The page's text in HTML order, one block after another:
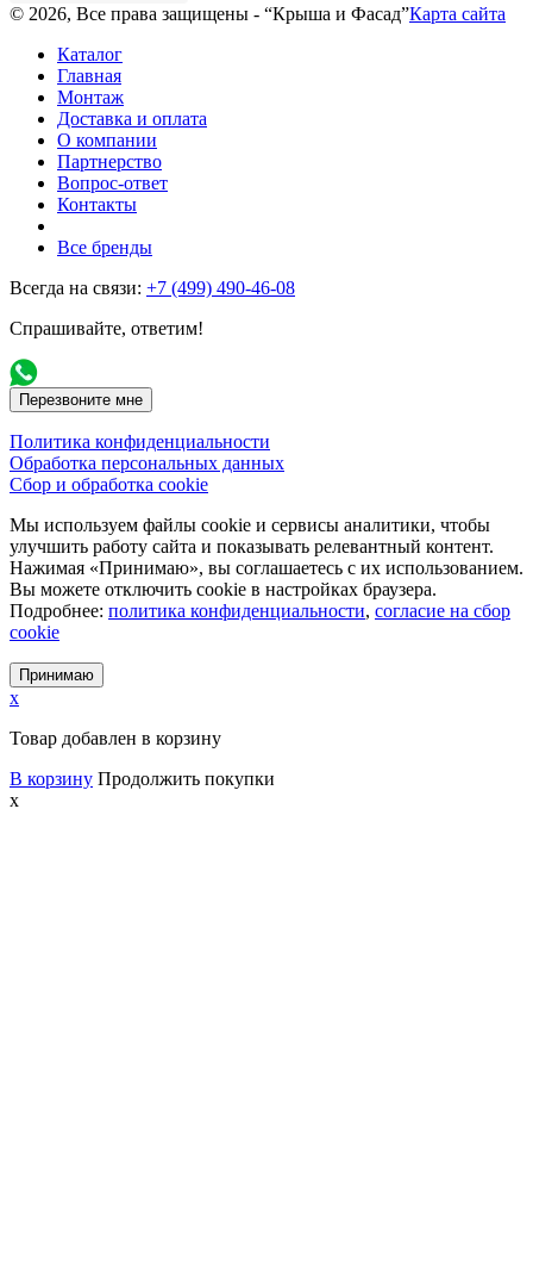
© 2026, Все права защищены - “Крыша и Фасад”Карта сайта
Каталог
Главная
Монтаж
Доставка и оплата
О компании
Партнерство
Вопрос-ответ
Контакты
Все бренды
Всегда на связи: +7 (499) 490-46-08
Спрашивайте, ответим!
Перезвоните мне
Политика конфиденциальности
Обработка персональных данных
Сбор и обработка cookie
Мы используем файлы cookie и сервисы аналитики, чтобы
улучшить работу сайта и показывать релевантный контент.
Нажимая «Принимаю», вы соглашаетесь с их использованием.
Вы можете отключить cookie в настройках браузера.
Подробнее: политика конфиденциальности, согласие на сбор
cookie
Принимаю
x
Товар добавлен в корзину
В корзину Продолжить покупки
x